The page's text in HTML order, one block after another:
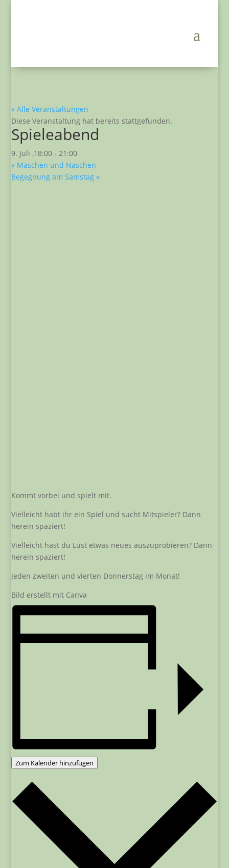
« Alle Veranstaltungen
Diese Veranstaltung hat bereits stattgefunden.
Spieleabend
9. Juli ,18:00 -21:00
« Maschen und Naschen
Begegnung am Samstag»
Kommt vorbei und spielt mit.
Vielleicht habt ihr ein Spiel und sucht Mitspieler? Dann
herein spaziert!
Vielleicht hast du Lust etwas neues auszuprobieren? Dann
herein spaziert!
Jeden zweiten und vierten Donnerstag im Monat!
Bild erstellt mit Canva
Zum Kalender hinzufügen